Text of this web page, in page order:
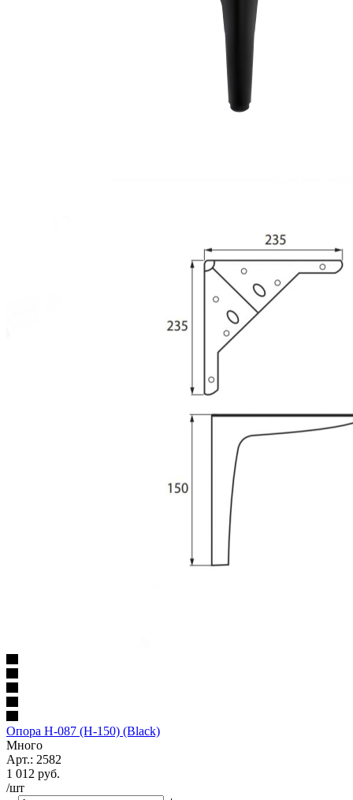
Опора Н-087 (H-150) (Black)
Много
Арт.: 2582
1 012 руб.
/шт